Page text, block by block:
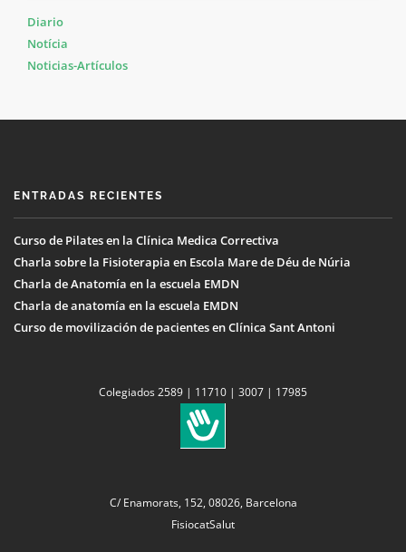
Diario
Notícia
Noticias-Artículos
ENTRADAS RECIENTES
Curso de Pilates en la Clínica Medica Correctiva
Charla sobre la Fisioterapia en Escola Mare de Déu de Núria
Charla de Anatomía en la escuela EMDN
Charla de anatomía en la escuela EMDN
Curso de movilización de pacientes en Clínica Sant Antoni
Colegiados 2589 | 11710 | 3007 | 17985
C/ Enamorats, 152, 08026, Barcelona
FisiocatSalut